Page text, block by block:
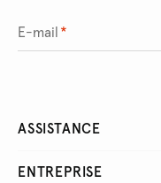
E-mail *
ASSISTANCE
ENTREPRISE